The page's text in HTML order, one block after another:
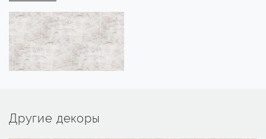
Другие декоры